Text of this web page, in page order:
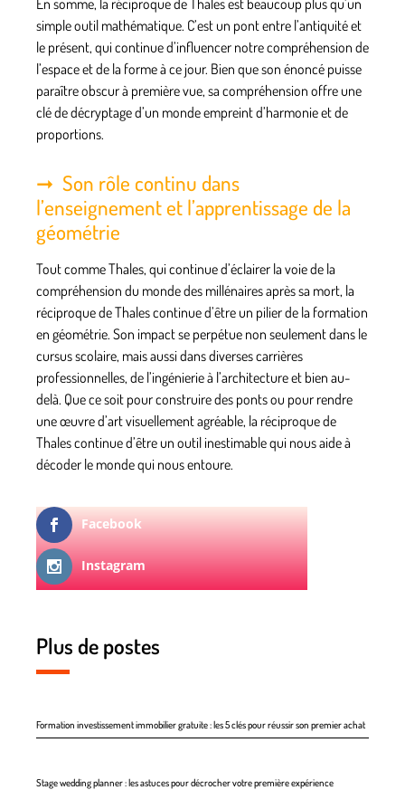
En somme, la réciproque de Thales est beaucoup plus qu’un
simple outil mathématique. C’est un pont entre l’antiquité et
le présent, qui continue d’influencer notre compréhension de
l’espace et de la forme à ce jour. Bien que son énoncé puisse
paraître obscur à première vue, sa compréhension offre une
clé de décryptage d’un monde empreint d’harmonie et de
proportions.
Son rôle continu dans
l’enseignement et l’apprentissage de la
géométrie
Tout comme Thales, qui continue d’éclairer la voie de la
compréhension du monde des millénaires après sa mort, la
réciproque de Thales continue d’être un pilier de la formation
en géométrie. Son impact se perpétue non seulement dans le
cursus scolaire, mais aussi dans diverses carrières
professionnelles, de l’ingénierie à l’architecture et bien au-
delà. Que ce soit pour construire des ponts ou pour rendre
une œuvre d’art visuellement agréable, la réciproque de
Thales continue d’être un outil inestimable qui nous aide à
décoder le monde qui nous entoure.
Facebook
Instagram
Plus de postes
Formation investissement immobilier gratuite : les 5 clés pour réussir son premier achat
Stage wedding planner : les astuces pour décrocher votre première expérience